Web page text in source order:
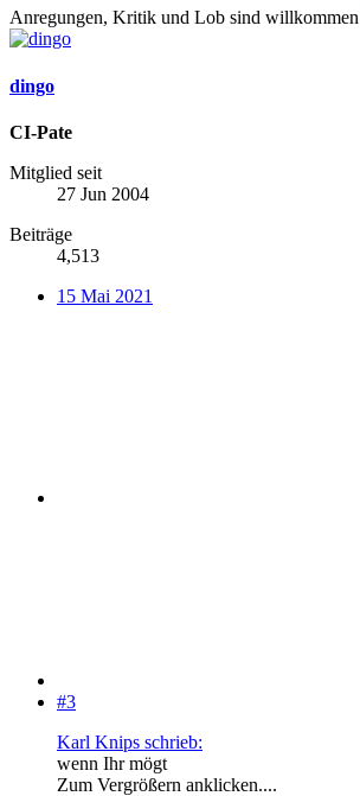
Anregungen, Kritik und Lob sind willkommen
dingo
CI-Pate
Mitglied seit
27 Jun 2004
Beiträge
4,513
15 Mai 2021
#3
Karl Knips schrieb:
wenn Ihr mögt
Zum Vergrößern anklicken....